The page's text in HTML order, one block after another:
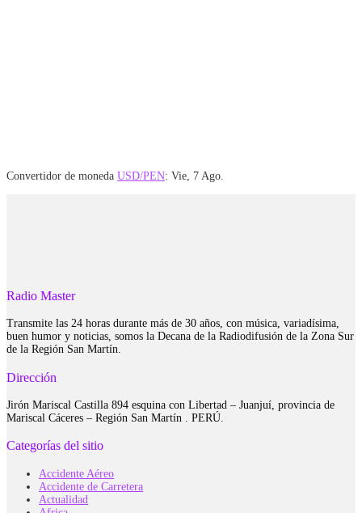
Convertidor de moneda USD/PEN: Vie, 7 Ago.
Radio Master
Transmite las 24 horas durante más de 30 años, con música, variadísima,
buen humor y noticias, somos la Decana de la Radiodifusión de la Zona Sur
de la Región San Martín.
Dirección
Jirón Mariscal Castilla 894 esquina con Libertad – Juanjuí, provincia de
Mariscal Cáceres – Región San Martín . PERÚ.
Categorías del sitio
Accidente Aéreo
Accidente de Carretera
Actualidad